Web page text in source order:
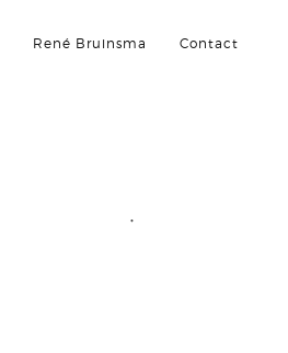
René Bruinsma Contact